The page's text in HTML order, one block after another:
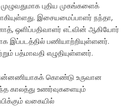
புதிய முகங்களைக்
இசையமைப்பாளர் நந்தா,
ஒளிப்பதிவாளர் எட்வின் ஆகியோர்
இப்படத்தில் பணியாற்றியுள்ளனர்.
பத்மாவதி எழுதியுள்ளனர்.
கொண்டு உருவான
காலத்து உணர்வுகளையும்
வகையில்